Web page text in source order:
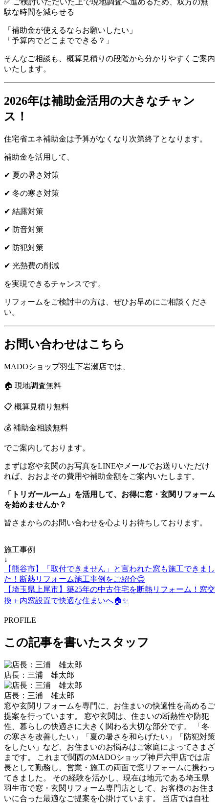
✅ ご検討いただいた上で現地調査へ進めるため、双方の無
駄な時間を減らせる
「補助金が使えるならお願いしたい」
「予算内でどこまでできる？」
そんなご相談も、概算見積りの段階から分かりやすくご案内
いたします。
2026年は補助金活用の大きなチャン
ス！
住宅省エネ補助金は予算がなくなり次第終了となります。
補助金を活用して、
✔ 夏の暑さ対策
✔ 冬の寒さ対策
✔ 結露対策
✔ 防音対策
✔ 防犯対策
✔ 光熱費の削減
を実現できるチャンスです。
リフォームをご検討中の方は、ぜひお早めにご相談くださ
い。
お問い合わせはこちら
MADOショップ羽生下岩瀬店では、
🏠 現地調査無料
📋 概算見積り無料
💰 補助金相談無料
でご案内しております。
まずは窓や玄関のお写真をLINEやメールでお送りいただけ
れば、おおよその費用や補助金額をご案内いたします。
「トリガールーム」を活用して、お得に窓・玄関リフォーム
を始めませんか？
皆さまからのお問い合わせを心よりお待ちしております。
施工事例
↓
【熊谷市】「取付できません」と言われた窓も施工できまし
た！断熱リフォーム施工事例をご紹介😊
【埼玉県上尾市】築25年の中古住宅を断熱リフォーム！窓交
換＋内窓設置で快適な住まいへ🏠✨
PROFILE
この記事を書いたスタッフ
店長：三浦 雄太郎
店長：三浦 雄太郎
窓や玄関リフォームを専門に、お住まいの快適性を高めるご
提案を行っています。 窓や玄関は、住まいの断熱性や防犯
性、暮らしの快適さに大きく関わる大切な部分です。 「冬
の寒さを改善したい」「夏の暑さを和らげたい」「防犯対策
をしたい」など、お住まいのお悩みはご家庭によってさまざ
まです。 これまで関西のMADOショップ神戸六甲店では店
長として勤務し、営業・施工の両面で窓リフォームに携わっ
てきました。 その経験を活かし、現在は地元である埼玉県
羽生市で窓・玄関リフォーム専門店として、お客様のお住ま
いに合った最適なご提案を心掛けています。 当店では自社